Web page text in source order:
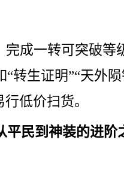
完成一转可突破等
转生证明”“天外
低价扫货。
平民到神装的进阶